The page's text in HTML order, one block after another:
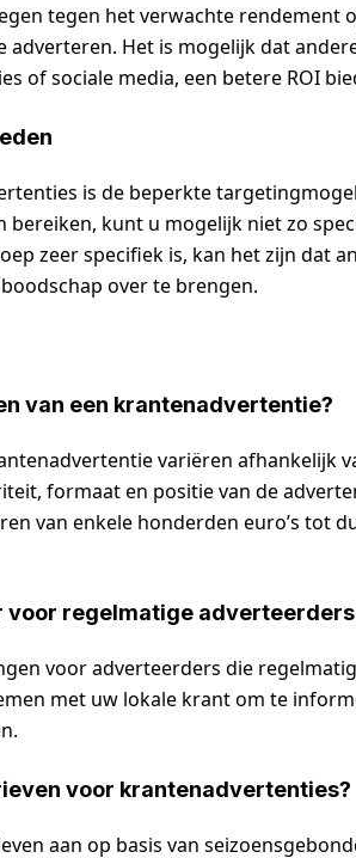
tegen het verwachte rendement
Het is mogelijk dat
of sociale media, een betere ROI
is de beperkte
kunt u mogelijk niet zo
zeer specifiek is, kan het zijn dat
over te brengen.
van een krantenadvertentie?
variëren afhankelijk
formaat en positie van de
van enkele honderden euro’s tot
voor regelmatige
voor adverteerders die
met uw lokale krant om te
voor krantenadvertenties?
aan op basis van